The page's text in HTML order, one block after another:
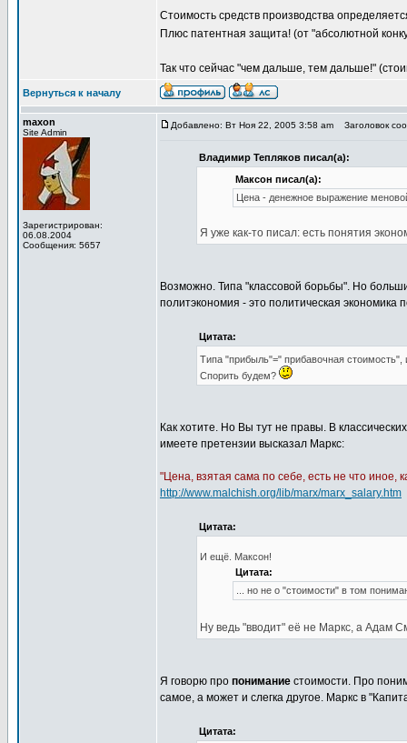
Стоимость средств производства
Плюс патентная защита! (от "абсолютной
Так что сейчас "чем дальше, тем дальше!"
Вернуться к началу
maxon
Site Admin
Зарегистрирован:
06.08.2004
Сообщения: 5657
Добавлено: Вт Ноя 22, 2005 3:58 am Заголовок
Владимир Тепляков писал(а):
Максон писал(а):
Цена - денежное выражение
Я уже как-то писал: есть понятия
Возможно. Типа "классовой борьбы". Но
политэкономия - это политическая экономика
Цитата:
Типа "прибыль"=" прибавочная
Спорить будем?
Как хотите. Но Вы тут не правы. В
имеете претензии высказал Маркс:
"Цена, взятая сама по себе, есть не что иное,
http://www.malchish.org/lib/marx/marx_salary.htm
Цитата:
И ещё. Максон!
Цитата:
... но не о "стоимости" в том
Ну ведь "вводит" её не Маркс, а Адам
Я говорю про понимание стоимости. Про
самое, а может и слегка другое. Маркс в
Цитата: